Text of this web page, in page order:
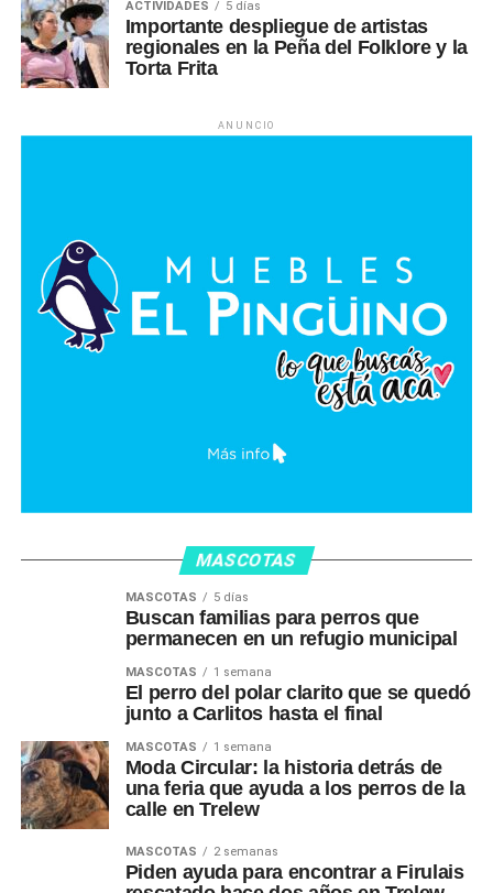
ACTIVIDADES 5 días
Importante despliegue de artistas
regionales en la Peña del Folklore y la
Torta Frita
ANUNCIO
MASCOTAS
MASCOTAS 5 días
Buscan familias para perros que
permanecen en un refugio municipal
MASCOTAS 1 semana
El perro del polar clarito que se quedó
junto a Carlitos hasta el final
MASCOTAS 1 semana
Moda Circular: la historia detrás de
una feria que ayuda a los perros de la
calle en Trelew
MASCOTAS 2 semanas
Piden ayuda para encontrar a Firulais